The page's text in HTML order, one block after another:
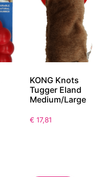
KONG Knots
Tugger Eland
Medium/Large
€ 17,81